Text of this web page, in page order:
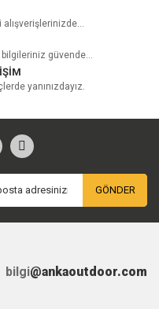
bilgileriniz güvende...
yanınızdayız.
GÖNDER
bilgi@ankaoutdoor.com